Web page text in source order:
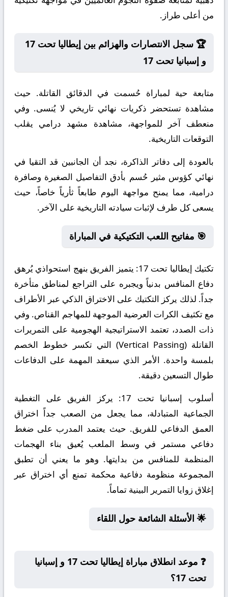
من أعلى طراز.
🏆 سجل الانتصارات والهزائم بين إيطاليا تحت 17
و إسبانيا تحت 17
متابعة حية لمباراة حُسمت في الدقائق القاتلة. حيث
مشاهدة تستحضر ذكريات نهائي تاريخي لا يُنسى. وفي
منعطف آخر للمواجهة، مشاهدة مشهد درامي يقلب
التوقعات التاريخية.
بالعودة إلى دفاتر الذاكرة، نجد أن الجانبين قد التقيا في
نهائي كؤوس مثير حُسم بأدق التفاصيل الصغيرة وصافرة
درامية، مما يمنح مواجهة اليوم طابعاً ثأرياً خاصاً، حيث
يسعى كل طرف لإثبات سيادته التاريخية على الآخر.
🎯 مفاتيح اللعب التكتيكية في المباراة
تكتيك إيطاليا تحت 17:
يتميز الفريق بنهج استحواذي يُرهق
دفاع المنافس بدنياً ويجبره على التراجع لمناطق متأخرة
جداً. لذلك يركز التكتيك على الاختراق الذكي عبر الأطراف
مع تكثيف الكرات العرضية الموجهة للمهاجم القناص. وفي
ذات الصدد، تعتمد الاستراتيجية الهجومية على التمريرات
القاتلة (Vertical Passing) التي تكسر خطوط الخصم
بلمسة واحدة. الأمر الذي سيعقد المهمة على الدفاعات
طوال التسعين دقيقة.
أسلوب إسبانيا تحت 17:
يركز الفريق على التغطية
الجماعية المتبادلة، مما يجعل من الصعب جداً اختراق
العمق الدفاعي للفريق. حيث يعتمد المدرب على ضغط
دفاعي مستمر في وسط الملعب يُعيق بناء الهجمات
المنظمة للمنافس من بدايتها. وهو ما يعني أن تطبق
المجموعة منظومة دفاعية محكمة تمنع أي اختراق عبر
إغلاق زوايا التمرير البينية تماماً.
🌟 الأسئلة الشائعة حول اللقاء
❓ موعد انطلاق مباراة إيطاليا تحت 17 و إسبانيا
تحت 17؟